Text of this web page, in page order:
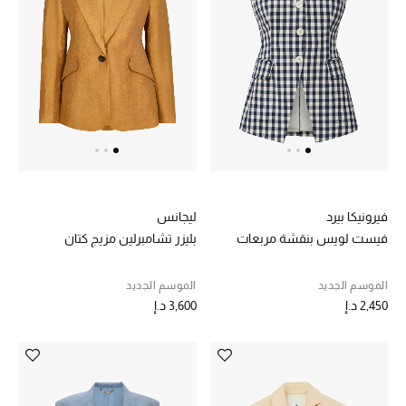
المستلزمات المنزلية
هدايا حسب السعر
هدايا للجميع
مصممون جدد
فيرونيكا بيرد
فيست لويس بنقشة مربعات
الموسم الجديد
2,450 د.إ
ليجانس
بليزر تشامبرلين مزيج كتان
الموسم الجديد
3,600 د.إ